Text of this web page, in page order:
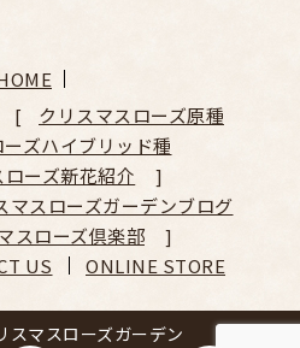
クリスマスローズ原種
ズハイブリッド種
ーズ新花紹介
マスローズガーデンブログ
スローズ倶楽部
US ONLINE STORE
マスローズガーデン